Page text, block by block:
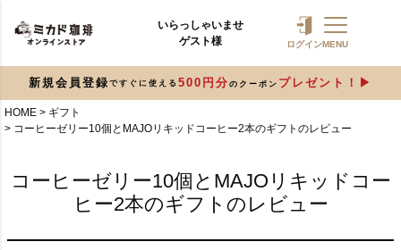
いらっしゃいませ
ゲスト様
ログインMENU
新規会員登録 ですぐに使える 500円分 のクーポン プレゼント！
HOME
ギフト
コーヒーゼリー10個とMAJOリキッドコーヒー2本のギフトのレビュー
コーヒーゼリー10個とMAJOリキッドコー
ヒー2本のギフトのレビュー